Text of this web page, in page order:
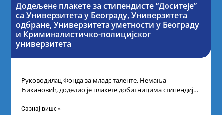
Додељене плакете за стипендисте “Доситеје”
са Универзитета у Београду, Универзитета
одбране, Универзитета уметности у Београду
и Криминалистичко-полицијског
универзитета
Руководилац Фонда за младе таленте, Немања
Ђикановић, доделио је плакете добитницима стипендије
технолошком парку
Сазнај више »